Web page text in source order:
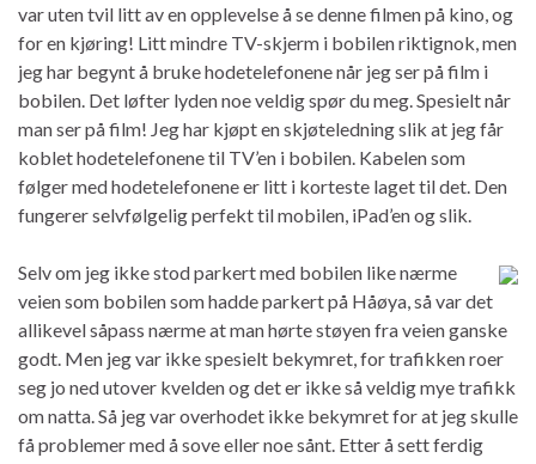
var uten tvil litt av en opplevelse å se denne filmen på kino, og
for en kjøring! Litt mindre TV-skjerm i bobilen riktignok, men
jeg har begynt å bruke hodetelefonene når jeg ser på film i
bobilen. Det løfter lyden noe veldig spør du meg. Spesielt når
man ser på film! Jeg har kjøpt en skjøteledning slik at jeg får
koblet hodetelefonene til TV’en i bobilen. Kabelen som
følger med hodetelefonene er litt i korteste laget til det. Den
fungerer selvfølgelig perfekt til mobilen, iPad’en og slik.
Selv om jeg ikke stod parkert med bobilen like nærme
veien som bobilen som hadde parkert på Håøya, så var det
allikevel såpass nærme at man hørte støyen fra veien ganske
godt. Men jeg var ikke spesielt bekymret, for trafikken roer
seg jo ned utover kvelden og det er ikke så veldig mye trafikk
om natta. Så jeg var overhodet ikke bekymret for at jeg skulle
få problemer med å sove eller noe sånt. Etter å sett ferdig